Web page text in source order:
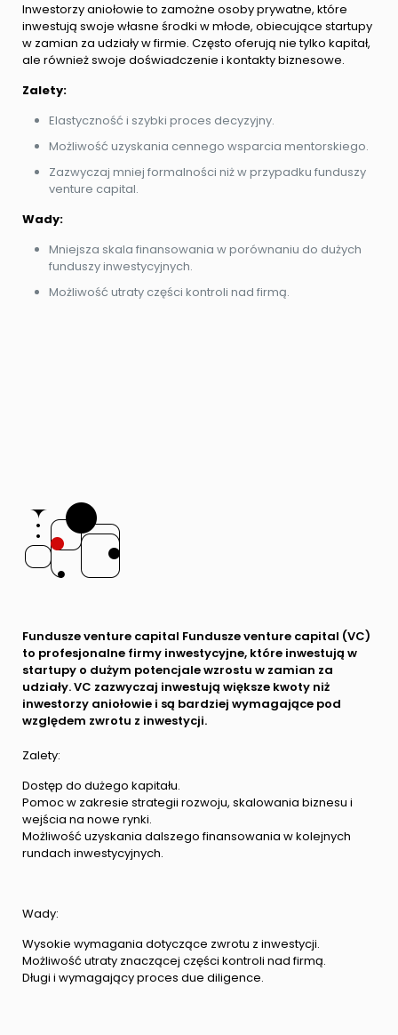
Inwestorzy aniołowie to zamożne osoby prywatne, które
inwestują swoje własne środki w młode, obiecujące startupy
w zamian za udziały w firmie. Często oferują nie tylko kapitał,
ale również swoje doświadczenie i kontakty biznesowe.
Zalety:
Elastyczność i szybki proces decyzyjny.
Możliwość uzyskania cennego wsparcia mentorskiego.
Zazwyczaj mniej formalności niż w przypadku funduszy
venture capital.
Wady:
Mniejsza skala finansowania w porównaniu do dużych
funduszy inwestycyjnych.
Możliwość utraty części kontroli nad firmą.
Fundusze venture capital Fundusze venture capital (VC)
to profesjonalne firmy inwestycyjne, które inwestują w
startupy o dużym potencjale wzrostu w zamian za
udziały. VC zazwyczaj inwestują większe kwoty niż
inwestorzy aniołowie i są bardziej wymagające pod
względem zwrotu z inwestycji.
Zalety:
Dostęp do dużego kapitału.
Pomoc w zakresie strategii rozwoju, skalowania biznesu i
wejścia na nowe rynki.
Możliwość uzyskania dalszego finansowania w kolejnych
rundach inwestycyjnych.
Wady:
Wysokie wymagania dotyczące zwrotu z inwestycji.
Możliwość utraty znaczącej części kontroli nad firmą.
Długi i wymagający proces due diligence.